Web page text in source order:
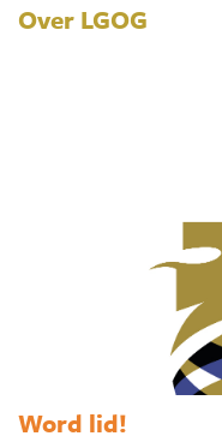
Over LGOG
Word lid!